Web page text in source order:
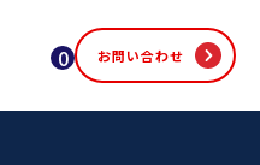
0 お問い合わせ